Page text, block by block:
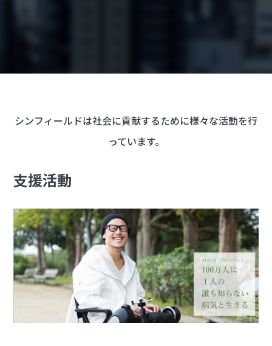
シンフィールドは社会に貢献するために様々な活動を行
っています。
支援活動